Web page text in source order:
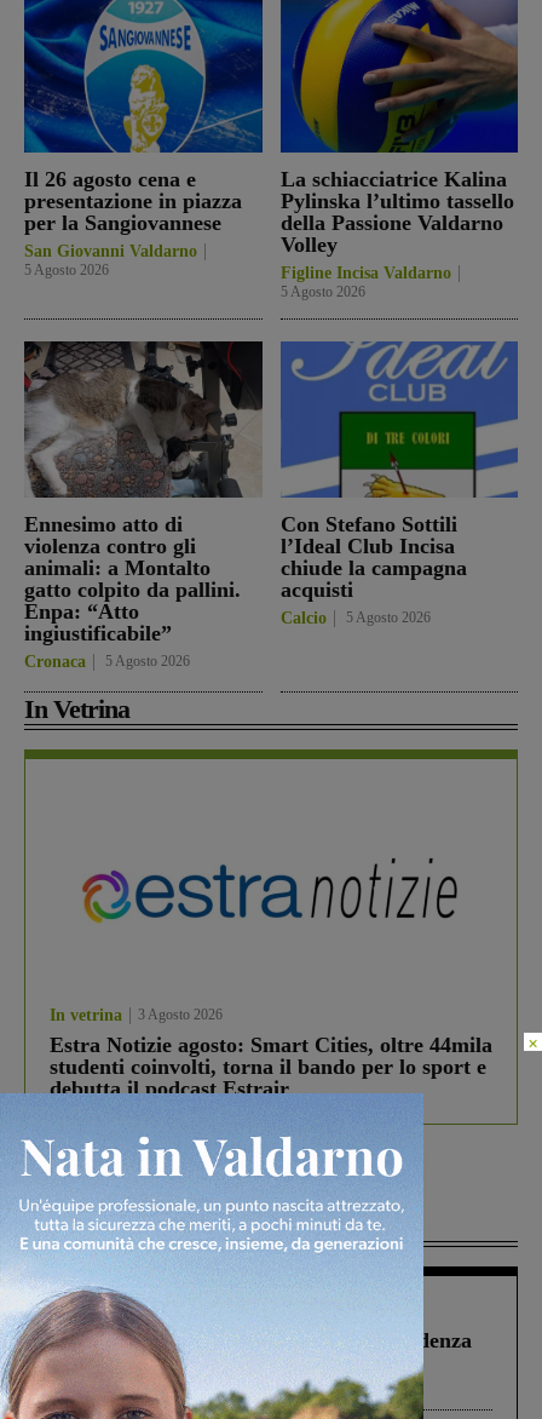
Il 26 agosto cena e
presentazione in piazza
per la Sangiovannese
San Giovanni Valdarno
5 Agosto 2026
La schiacciatrice Kalina
Pylinska l’ultimo tassello
della Passione Valdarno
Volley
Figline Incisa Valdarno
5 Agosto 2026
Ennesimo atto di
violenza contro gli
animali: a Montalto
gatto colpito da pallini.
Enpa: “Atto
ingiustificabile”
Cronaca 5 Agosto 2026
Con Stefano Sottili
l’Ideal Club Incisa
chiude la campagna
acquisti
Calcio 5 Agosto 2026
In Vetrina
In vetrina 3 Agosto 2026
Estra Notizie agosto: Smart Cities, oltre 44mila
studenti coinvolti, torna il bando per lo sport e
debutta il podcast Estrair
Più lette
Figline Incisa Valdarno 1 Agosto 2026
Piscina di Figline finanziata oltre la scadenza
Pnrr, il gruppo di Fratelli d’Italia: “Un
ringraziamento al Governo”
×